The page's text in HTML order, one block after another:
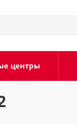
центры